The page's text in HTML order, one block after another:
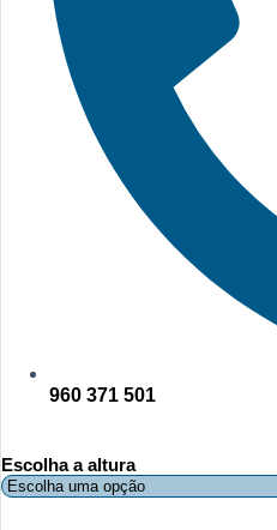
960 371 501
Escolha a altura